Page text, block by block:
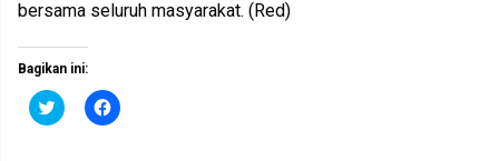
bersama seluruh masyarakat. (Red)
Bagikan ini:
K
l
K
l